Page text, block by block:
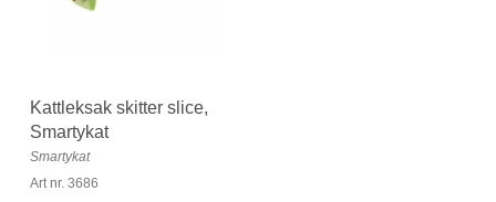
Kattleksak skitter slice,
Smartykat
Smartykat
Art nr. 3686